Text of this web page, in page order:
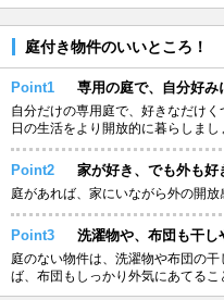
庭付き物件のいいところ！
Point1 専用の庭で、自分好み
自分だけの専用庭で、好きなだけ
日の生活をより開放的に暮らしまし
Point2 家が好き、でも外も好
庭があれば、家にいながら外の開放
Point3 洗濯物や、布団も干し
庭のない物件は、洗濯物や布団の
ば、布団もしっかり外気にあてるこ